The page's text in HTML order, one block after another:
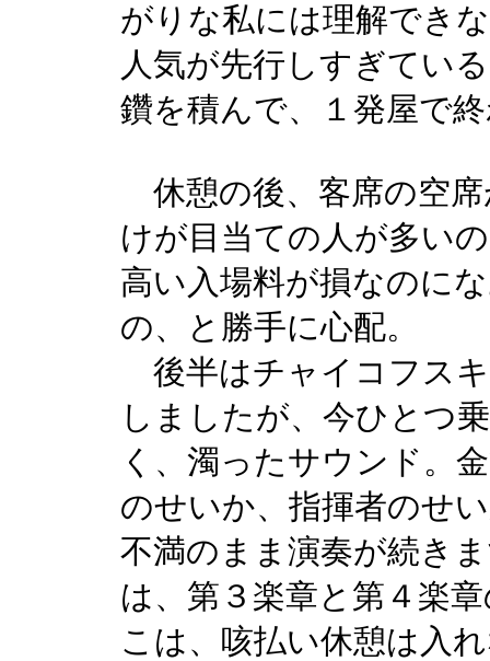
がりな私には理解でき
人気が先行しすぎてい
鑽を積んで、１発屋で
休憩の後、客席の空
けが目当ての人が多い
高い入場料が損なのに
の、と勝手に心配。
後半はチャイコフス
しましたが、今ひとつ
く、濁ったサウンド。
のせいか、指揮者のせ
不満のまま演奏が続き
は、第３楽章と第４楽
こは、咳払い休憩は入